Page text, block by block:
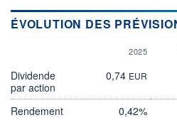
ÉVOLUTION DES
2025
Dividende
par action
0,74 EUR
Rendement 0,42%